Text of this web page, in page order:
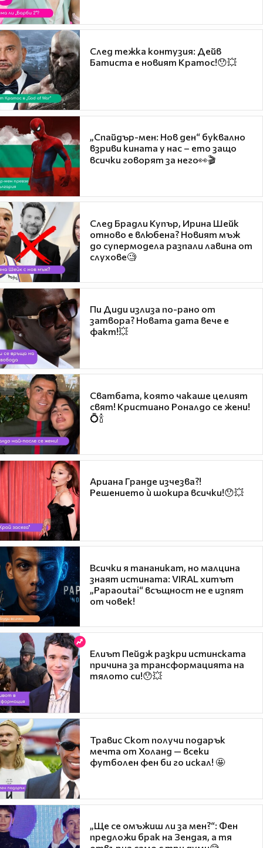
След тежка контузия: Дейв
Батиста е новият Кратос!😯💥
„Спайдър-мен: Нов ден“ буквално
взриви кината у нас – ето защо
всички говорят за него👀🎬
След Брадли Купър, Ирина Шейк
отново е влюбена? Новият мъж
до супермодела разпали лавина от
слухове🧐
Пи Диди излиза по-рано от
затвора? Новата дата вече е
факт!💥
Сватбата, която чакаше целият
свят! Кристиано Роналдо се жени!
💍🍾
Ариана Гранде изчезва?!
Решението ѝ шокира всички!😯💥
Всички я тананикат, но малцина
знаят истината: VIRAL хитът
„Papaoutai“ всъщност не е изпят
от човек!
Елиът Пейдж разкри истинската
причина за трансформацията на
тялото си!😯💥
Травис Скот получи подарък
мечта от Холанд — всеки
футболен фен би го искал! 🤩
„Ще се омъжиш ли за мен?“: Фен
предложи брак на Зендая, а тя